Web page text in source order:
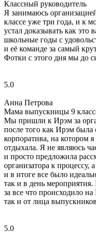
Классный руководитель
Я занимаюсь
классе уже три года, и к
устал доказывать как
школьные годы с
и её команде за самый
Фотки с этого дня мы до
5.0
Анна Петрова
Мама выпускницы 9
Мы пришли к Ирэм за
после того как Ирэм была
корпоратива, на котором
отдыхала. Я не являюсь
и просто предложила
организатора к процессу,
и в итоге все было
так и в день
за все что происходило
так и от лица выпускников
5.0